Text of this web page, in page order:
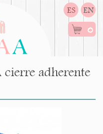
ES EN
0
adherente